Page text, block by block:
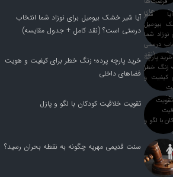
آیا شیر خشک بیومیل برای نوزاد شما انتخاب
درستی است؟ (نقد کامل + جدول مقایسه)
خرید پارچه پرده؛ زنگ خطر برای کیفیت و هویت
فضاهای داخلی
تقویت خلاقیت کودکان با لگو و پازل
سنت قدیمی مهریه چگونه به نقطه بحران رسید؟